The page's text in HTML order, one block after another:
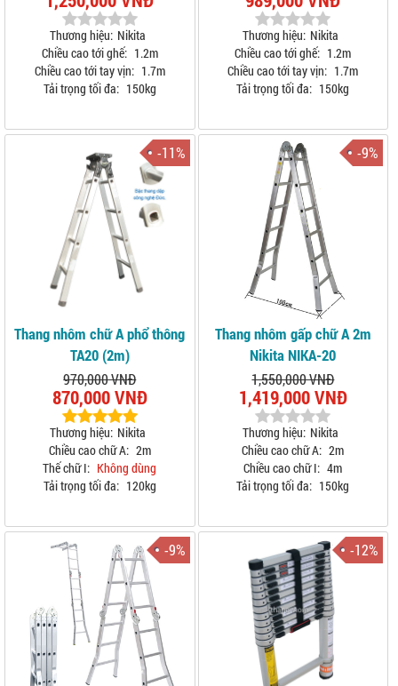
Thương hiệu: Nikita
Chiều cao tới ghế: 1.2m
Chiều cao tới tay vịn: 1.7m
Tải trọng tối đa: 150kg
Thương hiệu: Nikita
Chiều cao tới ghế: 1.2m
Chiều cao tới tay vịn: 1.7m
Tải trọng tối đa: 150kg
-11%
Thang nhôm chữ A phổ thông
TA20 (2m)
970,000 VNĐ
870,000 VNĐ
Thương hiệu: Nikita
Chiều cao chữ A: 2m
Thế chữ I: Không dùng
Tải trọng tối đa: 120kg
-9%
Thang nhôm gấp chữ A 2m
Nikita NIKA-20
1,550,000 VNĐ
1,419,000 VNĐ
Thương hiệu: Nikita
Chiều cao chữ A: 2m
Chiều cao chữ I: 4m
Tải trọng tối đa: 150kg
-9% -12%